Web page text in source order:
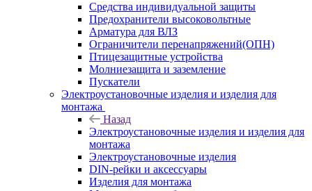
Средства индивидуальной защиты
Предохранители высоковольтные
Арматура для ВЛЗ
Ограничители перенапряжений(ОПН)
Птицезащитные устройства
Молниезащита и заземление
Пускатели
Электроустановочные изделия и изделия для
монтажа
Назад
Электроустановочные изделия и изделия для
монтажа
Электроустановочные изделия
DIN-рейки и аксессуары
Изделия для монтажа